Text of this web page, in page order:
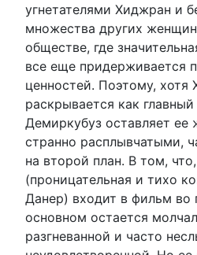
угнетателями Хиджран и
множества других
обществе, где
все еще придерживается
ценностей. Поэтому, хотя
раскрывается как
Демиркубуз оставляет ее
странно расплывчатыми,
на второй план. В том,
(проницательная и тихо
Данер) входит в фильм во
основном остается
разгневанной и часто